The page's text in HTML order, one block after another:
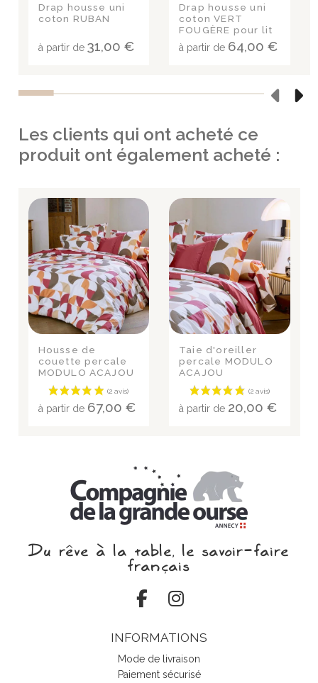
Drap housse uni
coton RUBAN
à partir de 31,00 €
Drap housse uni
coton VERT
FOUGÈRE pour lit
articulé (tête et
pieds relevables)
à partir de 64,00 €
Les clients qui ont acheté ce
produit ont également acheté :
Housse de
couette percale
MODULO ACAJOU
à partir de 67,00 €
Taie d'oreiller
percale MODULO
ACAJOU
à partir de 20,00 €
Du rêve à la table, le savoir‑faire
français
INFORMATIONS
Mode de livraison
Paiement sécurisé